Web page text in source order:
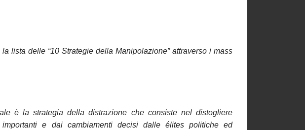
lista delle “10 Strategie della Manipolazione” attraverso i mass
è la strategia della distrazione che consiste nel distogliere
e dai cambiamenti decisi dalle élites politiche ed